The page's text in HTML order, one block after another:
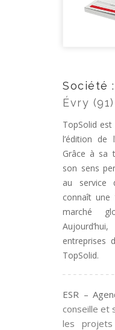
Société :
Évry (91)
TopSolid
l’édition de
Grâce à sa
son sens
au service
connaît une
marché
entreprises
TopSolid.
ESR –
conseille et
les